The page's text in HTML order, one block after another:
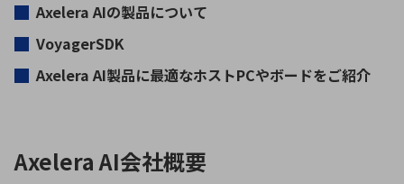
Axelera AIの製品について
VoyagerSDK
Axelera AI製品に最適なホストPCやボードをご紹介
Axelera AI会社概要